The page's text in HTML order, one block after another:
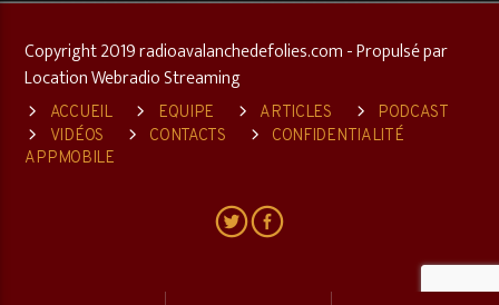
Copyright 2019 radioavalanchedefolies.com - Propulsé par
Location Webradio Streaming
ACCUEIL EQUIPE ARTICLES
PODCAST
VIDÉOS
CONTACTS
CONFIDENTIALITÉ
APPMOBILE